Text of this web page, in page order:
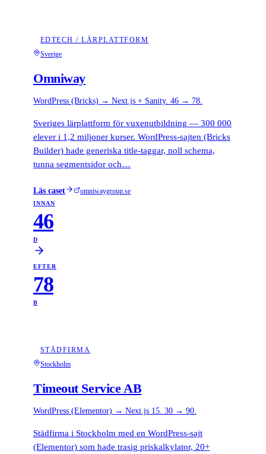
EDTECH / LÄRPLATTFORM
Sverige
Omniway
WordPress (Bricks) → Next.js + Sanity. 46 → 78.
Sveriges lärplattform för vuxenutbildning — 300 000
elever i 1,2 miljoner kurser. WordPress-sajten (Bricks
Builder) hade generiska title-taggar, noll schema,
tunna segmentsidor och…
Läs caset omniwaygroup.se
INNAN
46
D
EFTER
78
B
STÄDFIRMA
Stockholm
Timeout Service AB
WordPress (Elementor) → Next.js 15. 30 → 90.
Städfirma i Stockholm med en WordPress-sajt
(Elementor) som hade trasig priskalkylator, 20+